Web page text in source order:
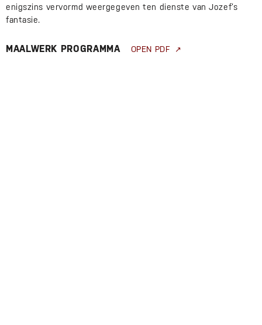
enigszins vervormd weergegeven ten dienste van Jozef’s
fantasie.
MAALWERK PROGRAMMA OPEN PDF